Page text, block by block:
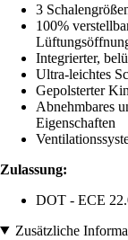
3
100%
Integrierter,
Ultra-leichtes
Gepolsterter
Abnehmbares
Eigenschaften
Zulassung:
DOT - ECE
Zusätzliche